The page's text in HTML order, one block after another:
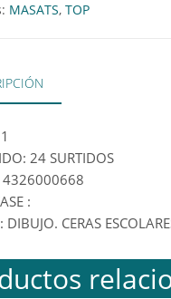
MASATS, TOP
24 SURTIDOS
:
DIBUJO. CERAS